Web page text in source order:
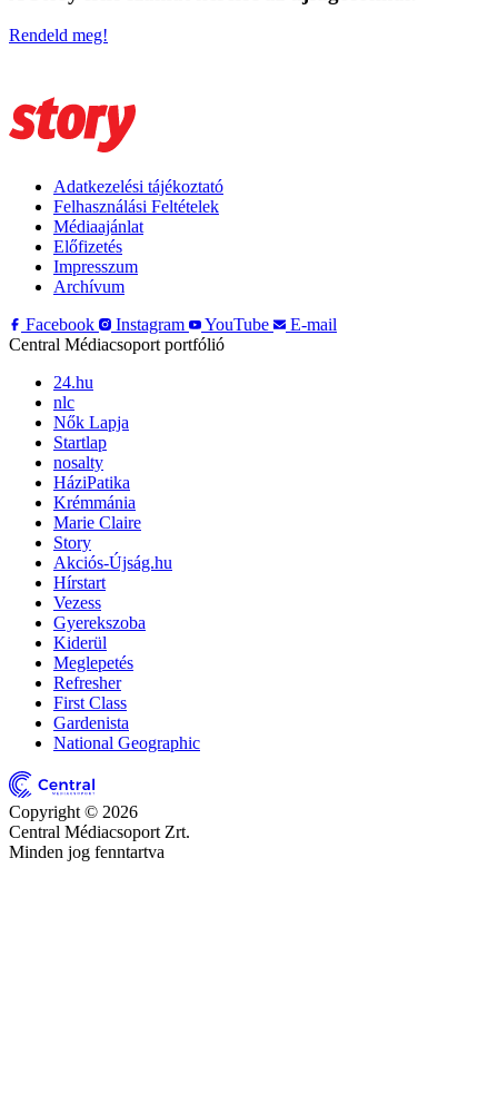
Rendeld meg!
Adatkezelési tájékoztató
Felhasználási Feltételek
Médiaajánlat
Előfizetés
Impresszum
Archívum
Facebook
Instagram YouTube
E-mail
Central Médiacsoport portfólió
24.hu
nlc
Nők Lapja
Startlap
nosalty
HáziPatika
Krémmánia
Marie Claire
Story
Akciós-Újság.hu
Hírstart
Vezess
Gyerekszoba
Kiderül
Meglepetés
Refresher
First Class
Gardenista
National Geographic
Copyright © 2026
Central Médiacsoport Zrt.
Minden jog fenntartva